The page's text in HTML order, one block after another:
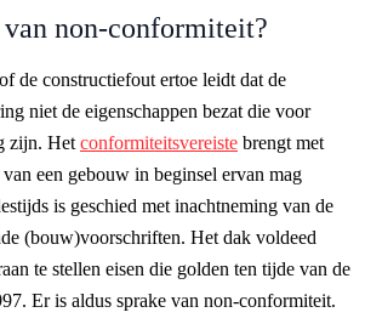
van non-conformiteit?
de constructiefout ertoe leidt dat de
niet de eigenschappen bezat die voor
zijn. Het conformiteitsvereiste brengt met
een gebouw in beginsel ervan mag
is geschied met inachtneming van de
(bouw)voorschriften. Het dak voldeed
te stellen eisen die golden ten tijde van de
Er is aldus sprake van non-conformiteit.